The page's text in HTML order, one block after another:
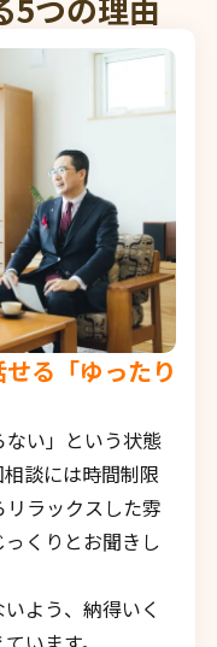
5つの理由
る「ゆったり
ない」という状態
談には時間制限
ラックスした雰
くりとお聞きし
よう、納得いく